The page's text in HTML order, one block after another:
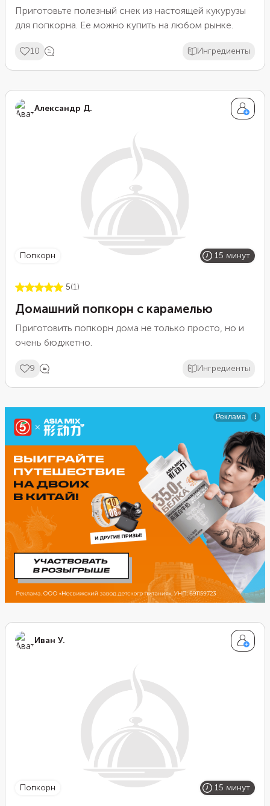
Приготовьте полезный снек из настоящей кукурузы
для попкорна. Ее можно купить на любом рынке.
10 Ингредиенты
Александр Д.
попкорн 15 минут
5(1)
Домашний попкорн с карамелью
Приготовить попкорн дома не только просто, но и
очень бюджетно.
9 Ингредиенты
Иван У.
попкорн 15 минут